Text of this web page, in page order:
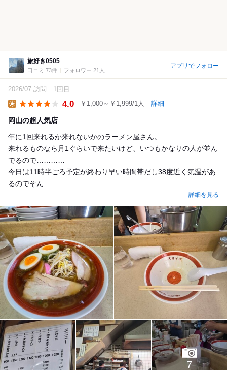
旅好き0505
口コミ 73件 フォロワー 21人
アプリでフォロー
2026/07 訪問 1回目
4.0 ￥1,000～￥1,999/1人 詳細
岡山の超人気店
年に1回来れるか来れないかのラーメン屋さん。
来れるものなら月1ぐらいで来たいけど、いつもかなりの人が並ん
でるので…………
今日は11時半ごろ予定が終わり早い時間帯だし38度近く気温があ
るのでそん...
詳細を見る
7